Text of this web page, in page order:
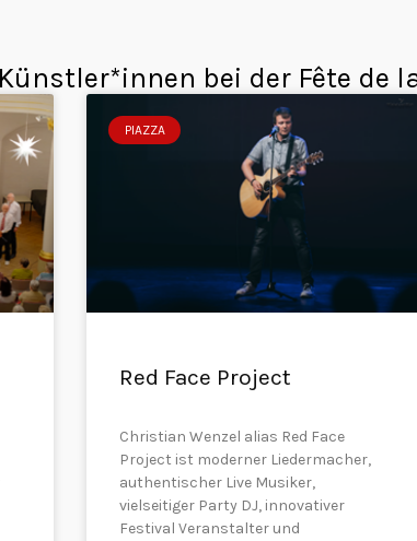
bei der Fête de
PIAZZA
Red Face Project
Christian Wenzel alias Red Face
Project ist moderner Liedermacher,
authentischer Live Musiker,
vielseitiger Party DJ, innovativer
Festival Veranstalter und